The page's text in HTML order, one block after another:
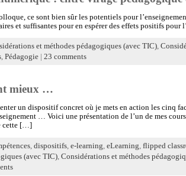
ce sont bien sûr les potentiels pour
et suffisantes pour en espérer des effets positifs
et méthodes pédagogiques (avec TIC),
, Pédagogie| 23 comments
mieux …
un dispositif concret où je mets en action les cinq
… Voici une présentation de l’un de mes
cette […]
, dispositifs, e-learning, eLearning, flipped
(avec TIC), Considérations et méthodes